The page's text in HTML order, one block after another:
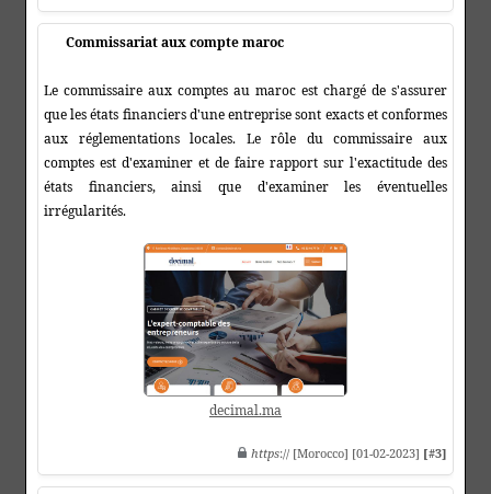
Commissariat aux compte maroc
Le commissaire aux comptes au maroc est chargé de s'assurer
que les états financiers d'une entreprise sont exacts et conformes
aux réglementations locales. Le rôle du commissaire aux
comptes est d'examiner et de faire rapport sur l'exactitude des
états financiers, ainsi que d'examiner les éventuelles
irrégularités.
decimal.ma
https:// [Morocco] [01-02-2023] [#3]